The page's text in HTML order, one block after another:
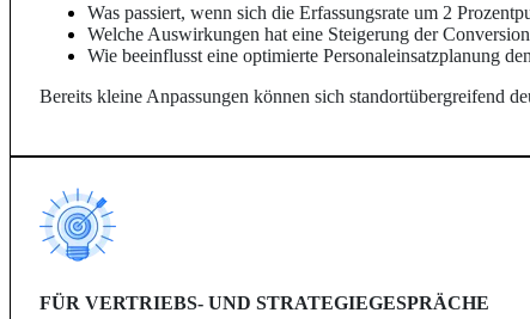
Was passiert, wenn sich die Erfassungsrate um 2
Welche Auswirkungen hat eine Steigerung der
Wie beeinflusst eine optimierte Personaleinsatzplanung
Bereits kleine Anpassungen können sich standortübergreifend
FÜR VERTRIEBS- UND STRATEGIEGESPRÄCHE